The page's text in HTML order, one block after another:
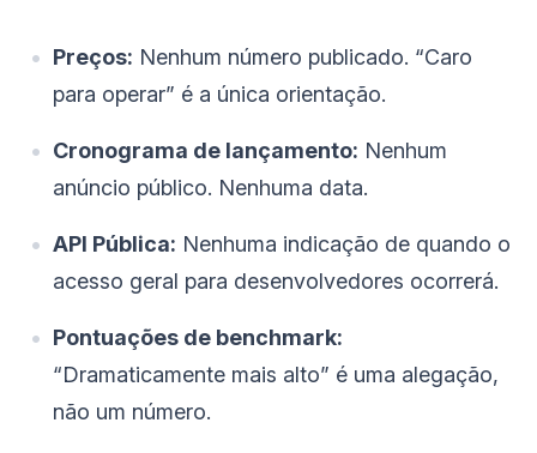
Preços: Nenhum número publicado. “Caro
para operar” é a única orientação.
Cronograma de lançamento: Nenhum
anúncio público. Nenhuma data.
API Pública: Nenhuma indicação de quando o
acesso geral para desenvolvedores ocorrerá.
Pontuações de benchmark:
“Dramaticamente mais alto” é uma alegação,
não um número.